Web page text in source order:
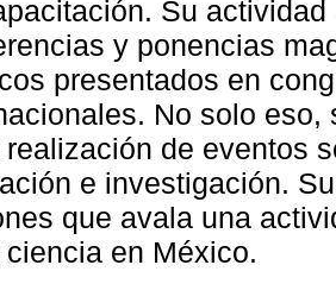
Su
y ponencias
presentados en
No solo
realización de eventos
e investigación.
que avala una
ciencia en México.